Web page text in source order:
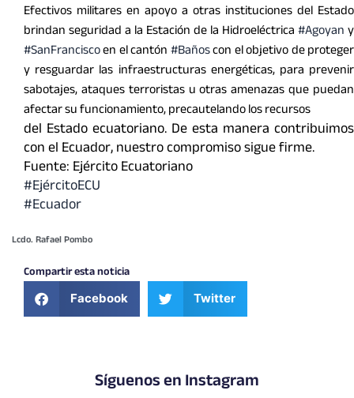
Efectivos militares en apoyo a otras instituciones del Estado
brindan seguridad a la Estación de la Hidroeléctrica#Agoyany
#SanFranciscoen el cantón#Bañoscon el objetivo de proteger
y resguardar las infraestructuras energéticas, para prevenir
sabotajes, ataques terroristas u otras amenazas que puedan
afectar su funcionamiento, precautelando los recursos
del Estado ecuatoriano. De esta manera contribuimos
con el Ecuador, nuestro compromiso sigue firme.
Fuente: Ejército Ecuatoriano
#EjércitoECU
#Ecuador
Lcdo. Rafael Pombo
Compartir esta noticia
Facebook Twitter
Síguenos en Instagram